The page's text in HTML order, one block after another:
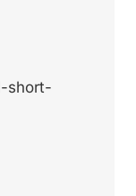
short-